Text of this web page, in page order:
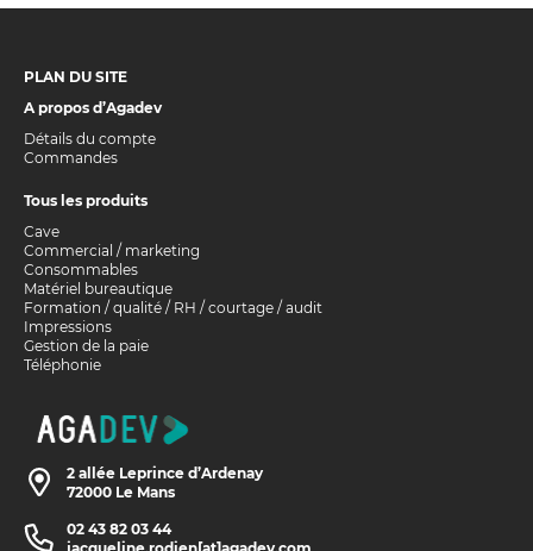
PLAN DU SITE
A propos d’Agadev
Détails du compte
Commandes
Tous les produits
Cave
Commercial / marketing
Consommables
Matériel bureautique
Formation / qualité / RH / courtage / audit
Impressions
Gestion de la paie
Téléphonie
2 allée Leprince d’Ardenay
72000 Le Mans
02 43 82 03 44